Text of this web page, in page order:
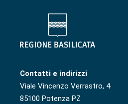
Contatti e indirizzi
Viale Vincenzo Verrastro, 4
85100 Potenza PZ